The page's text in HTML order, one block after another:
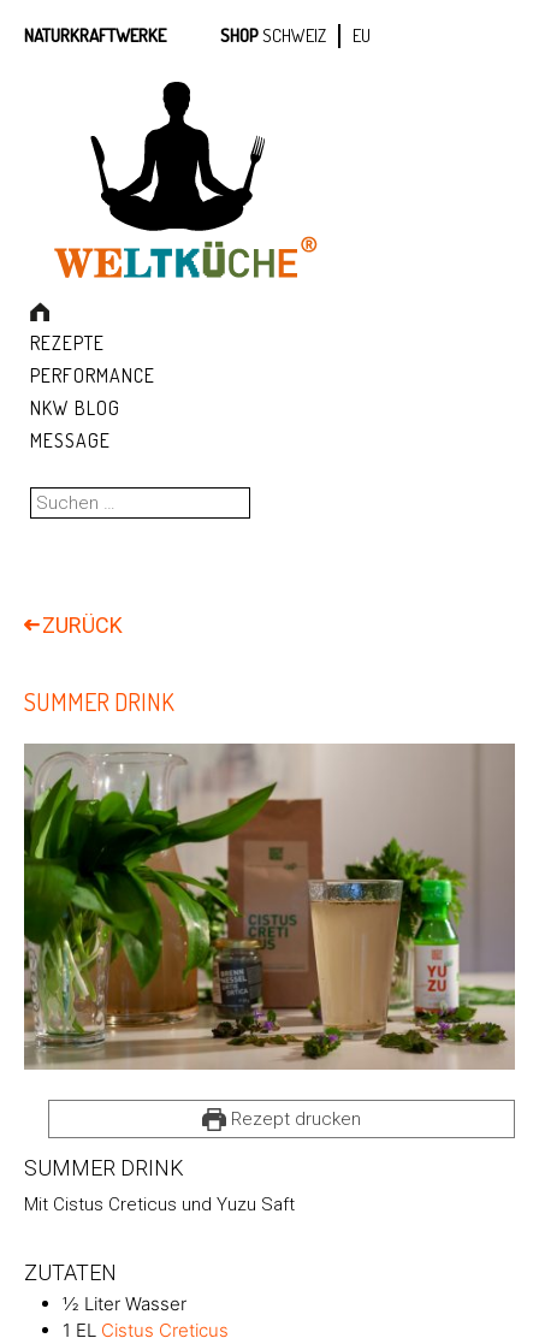
NATURKRAFTWERKE SHOPSCHWEIZ EU
REZEPTE
PERFORMANCE
NKW BLOG
MESSAGE
Suchen
nach:
SUMMER DRINK
Rezept drucken
SUMMER DRINK
Mit Cistus Creticus und Yuzu Saft
ZUTATEN
½ Liter Wasser
1 EL Cistus Creticus